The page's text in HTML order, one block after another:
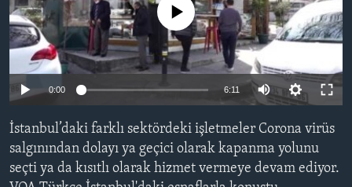
HAYATTAN
SANAT
BIZI TAKIP EDIN
Diller
No media source currently available
0:00 6:11
İstanbul’daki farklı sektördeki işletmeler Corona virüs
salgınından dolayı ya geçici olarak kapanma yolunu
seçti ya da kısıtlı olarak hizmet vermeye devam ediyor.